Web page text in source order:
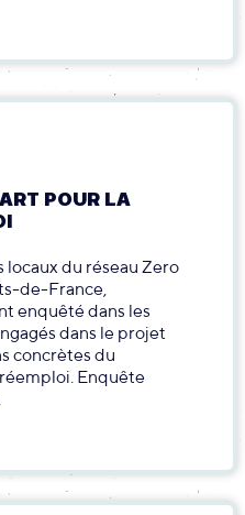
POUR LA
locaux du réseau Zero
de-France,
enquêté dans les
dans le projet
concrètes du
Enquête